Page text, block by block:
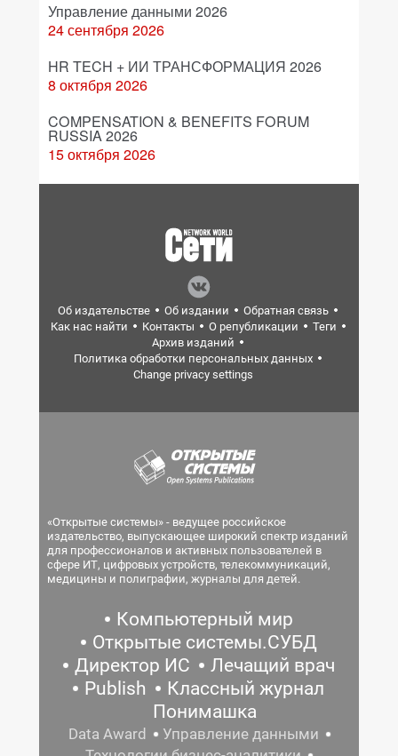
Управление данными 2026
24 сентября 2026
HR TECH + ИИ ТРАНСФОРМАЦИЯ 2026
8 октября 2026
COMPENSATION & BENEFITS FORUM
RUSSIA 2026
15 октября 2026
Об издательстве Об издании
Обратная связь
Как нас найти
Контакты О републикации
Теги
Архив изданий
Политика обработки персональных данных
Change privacy settings
«Открытые системы» - ведущее российское
издательство, выпускающее широкий спектр изданий
для профессионалов и активных пользователей в
сфере ИТ, цифровых устройств, телекоммуникаций,
медицины и полиграфии, журналы для детей.
Компьютерный мир
Открытые системы.СУБД
Директор ИС
Лечащий врач
Publish
Классный журнал
Понимашка
Data Award
Управление данными